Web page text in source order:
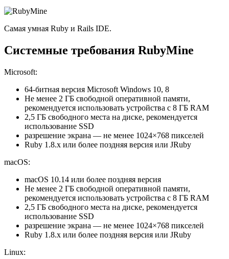
Самая умная Ruby и Rails IDE.
Системные требования RubyMine
Microsoft:
64-битная версия Microsoft Windows 10, 8
Не менее 2 ГБ свободной оперативной памяти,
рекомендуется использовать устройства с 8 ГБ RAM
2,5 ГБ свободного места на диске, рекомендуется
использование SSD
разрешение экрана — не менее 1024×768 пикселей
Ruby 1.8.x или более поздняя версия или JRuby
macOS:
macOS 10.14 или более поздняя версия
Не менее 2 ГБ свободной оперативной памяти,
рекомендуется использовать устройства с 8 ГБ RAM
2,5 ГБ свободного места на диске, рекомендуется
использование SSD
разрешение экрана — не менее 1024×768 пикселей
Ruby 1.8.x или более поздняя версия или JRuby
Linux: